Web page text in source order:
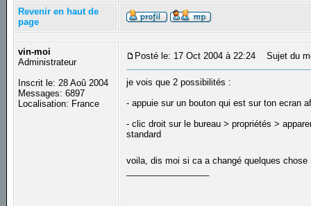
Revenir en haut de
page
vin-moi
Administrateur
Inscrit le: 28 Aoû 2004
Messages: 6897
Localisation: France
Posté le: 17 Oct 2004 à 22:24 Sujet du
je vois que 2 possibilités :
- appuie sur un bouton qui est sur ton ecran
- clic droit sur le bureau > propriétés >
standard
voila, dis moi si ca a changé quelques